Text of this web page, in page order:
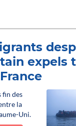
expels
fin des
la
Uni.